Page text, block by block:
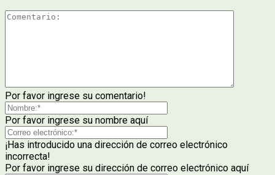
Por favor ingrese su comentario!
Por favor ingrese su nombre aquí
¡Has introducido una dirección de correo electrónico
incorrecta!
Por favor ingrese su dirección de correo electrónico aquí